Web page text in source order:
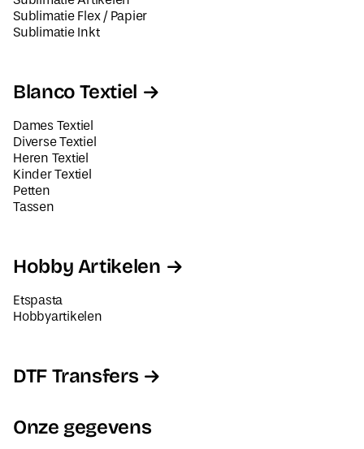
Sublimatie Flex / Papier
Sublimatie Inkt
Blanco Textiel
Dames Textiel
Diverse Textiel
Heren Textiel
Kinder Textiel
Petten
Tassen
Hobby Artikelen
Etspasta
Hobbyartikelen
DTF Transfers
Onze gegevens